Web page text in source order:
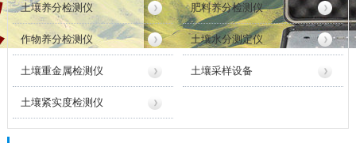
土壤养分检测仪 肥料养分检测仪
作物养分检测仪 土壤水分测定仪
土壤重金属检测仪 土壤采样设备
土壤紧实度检测仪